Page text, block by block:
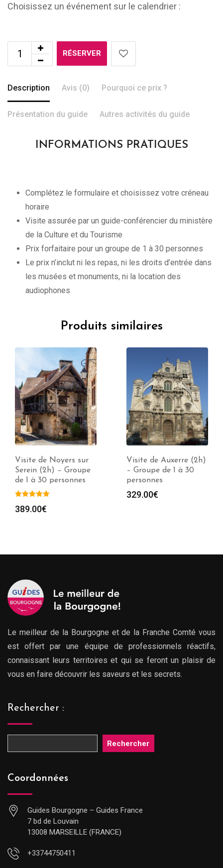
Choisissez un événement sur le calendrier :
RÉSERVER
Description Avis (0) Pourquoi ce prix ?
Présentation du guide Autres activités du guide
INFORMATIONS PRATIQUES
Complétez le formulaire et choisissez votre créneau
horaire
Visite assurée par un guide-conférencier du ministère
de la Culture et du Tourisme
Prix forfaitaire pour un groupe de 1 à 30 personnes
Le prix n’inclut ni les repas, ni les droits d’entrée dans
les musées et monuments, ni la location des
audiophones
Produits similaires
Visite de Noyers sur
Serein (2h) – Groupe
de 1 à 30 personnes
389.00€
Visite de Auxerre (2h)
– Groupe de 1 à 30
personnes
329.00€
Le meilleur de la Bourgogne et de la Franche Comté vous
est offert par une équipe de professionnels réactifs,
connaissant leurs territoires et qui se feront un plaisir de
vous en faire découvrir les saveurs et les secrets.
Rechercher :
Rechercher
Coordonnées
Guides Bourgogne – Guides France
7 bd de Louvain
13008 MARSEILLE (FRANCE)
+33744750411